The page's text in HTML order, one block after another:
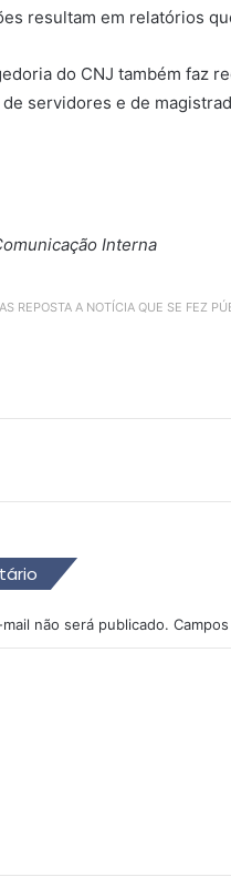
resultam em relatórios
do CNJ também faz
servidores e de
Interna
REPOSTA A NOTÍCIA QUE SE FEZ
não será publicado.